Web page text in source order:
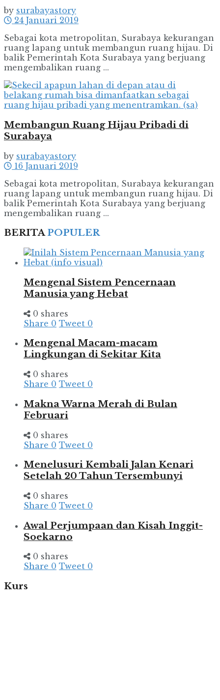
by surabayastory
24 Januari 2019
Sebagai kota metropolitan, Surabaya kekurangan
ruang lapang untuk membangun ruang hijau. Di
balik Pemerintah Kota Surabaya yang berjuang
mengembalikan ruang ...
Membangun Ruang Hijau Pribadi di
Surabaya
by surabayastory
16 Januari 2019
Sebagai kota metropolitan, Surabaya kekurangan
ruang lapang untuk membangun ruang hijau. Di
balik Pemerintah Kota Surabaya yang berjuang
mengembalikan ruang ...
BERITAPOPULER
Mengenal Sistem Pencernaan
Manusia yang Hebat
0 shares
Share 0 Tweet 0
Mengenal Macam-macam
Lingkungan di Sekitar Kita
0 shares
Share 0 Tweet 0
Makna Warna Merah di Bulan
Februari
0 shares
Share 0 Tweet 0
Menelusuri Kembali Jalan Kenari
Setelah 20 Tahun Tersembunyi
0 shares
Share 0 Tweet 0
Awal Perjumpaan dan Kisah Inggit-
Soekarno
0 shares
Share 0 Tweet 0
Kurs